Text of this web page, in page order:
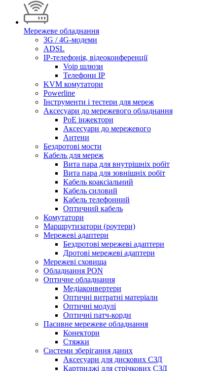
Мережеве обладнання
3G / 4G-модеми
ADSL
IP-телефонія, відеоконференції
Voip шлюзи
Телефони IP
KVM комутатори
Powerline
Інструменти і тестери для мереж
Аксесуари до мережевого обладнання
PoE інжектори
Аксесуари до мережевого
Антени
Бездротові мости
Кабель для мереж
Вита пара для внутрішніх робіт
Вита пара для зовнішніх робіт
Кабель коаксіальний
Кабель силовий
Кабель телефонний
Оптичний кабель
Комутатори
Маршрутизатори (роутери)
Мережеві адаптери
Бездротові мережеві адаптери
Дротові мережеві адаптери
Мережеві сховища
Обладнання PON
Оптичне обладнання
Медіаконвертери
Оптичні витратні матеріали
Оптичні модулі
Оптичні патч-корди
Пасивне мережеве обладнання
Конектори
Стяжки
Системи зберігання даних
Аксесуари для дискових СЗД
Картриджі для стрічкових СЗД